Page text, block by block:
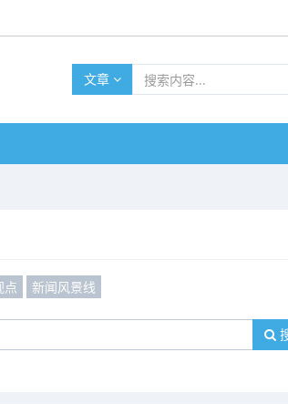
文章
点 新闻风景线